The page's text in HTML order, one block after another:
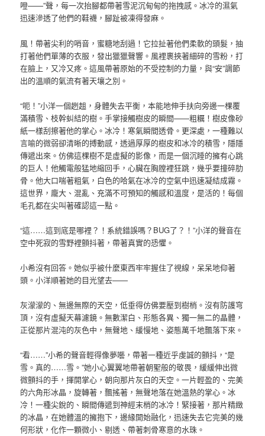
噔——”聲，每一次抬腳都帶著雪泥沉甸甸的拖拽感。冰冷的濕氣
迅速滲透了他們的鞋襪，腳趾被凍得發麻。
風！帶著尖利的哨音，蜜糖地刮過！它拉扯著他們柔軟的頭髮，抽
打著他們單薄的衣服，發出獵獵聲響。風裡裹挾著細碎的雪粉，打
在臉上，又冷又疼。這風帶著原始的不受控制的力量，與“安”調節
出的溫順的氣流有著天壤之別。
“呃！”小洋一個趔趄，身體失去平衡，本能地伸手扶向旁邊一棵覆
滿積雪、枝幹虯結的樹。手掌接觸樹皮的瞬間——粗糲！樹皮像砂
紙一樣刮擦著他的掌心。冰冷！寒氣瞬間透骨。更深處，一種難以
言喻的微弱卻清晰的搏動感，透過厚厚的樹皮和冰冷的積雪，隱隱
傳遞出來。仿佛這棵樹不是虛擬的影像，而是一個沉睡的擁有心跳
的巨人！他觸電般猛地縮回手，心臟在胸膛裡狂跳，幾乎要撞碎肋
骨。他大口喘著粗氣，白色的哈氣在冰冷的空氣中迅速凝結成霧。
這世界，龐大、混亂、充滿不可預知的觸感和溫度，是活的！每個
毛孔都在尖叫著確認這一點。
“這……這到底是哪裡？！系統錯誤嗎？BUG了？！”小洋的聲音在
空中死寂的雪野裡顫抖著，帶著真實的恐懼。
小希沒有回答。她似乎被什麼東西牢牢握住了視線，呆呆地仰著
頭。小洋順著她的目光望去——
灰濛濛的、無邊無際的天空，低垂得仿佛要壓到樹梢。沒有防護穹
頂，沒有虛擬天幕濾鏡。無數潔白、形態各異、獨一無二的晶體，
正從那片混沌的灰色中，無聲地、緩慢地、姿態萬千地飄落下來。
“看……”小希的聲音輕得像夢囈，帶著一種近乎虔誠的顫抖，“是
雪。真的……雪。”她小心翼翼地帶著朝聖般的敬畏，緩緩伸出微
微顫抖的手，揮開掌心，朝向那片灰白的天空。一片輕盈的、完美
的六角形冰晶，旋轉著，飄搖著，無聲地落在她溫熱的掌心。冰
冷！一種尖銳的、瞬間傳遞到神經末梢的冰冷！緊接著，那片精緻
的冰晶，在她體溫的擁抱下，邊緣開始融化，迅速失去它完美的幾
何形狀，化作一顆微小、剔透、帶著刺骨寒意的水珠。